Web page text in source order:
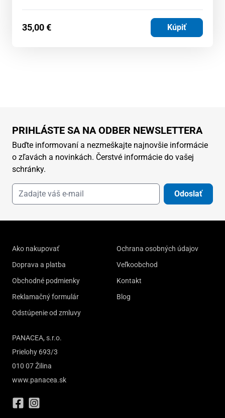
35,00€ Kúpiť
PRIHLÁSTE SA NA ODBER NEWSLETTERA
Buďte informovaní a nezmeškajte najnovšie informácie
o zľavách a novinkách. Čerstvé informácie do vašej
schránky.
Odoslať
Ako nakupovať
Doprava a platba
Obchodné podmienky
Reklamačný formulár
Odstúpenie od zmluvy
Ochrana osobných údajov
Veľkoobchod
Kontakt
Blog
PANACEA, s.r.o.
Prielohy 693/3
010 07 Žilina
www.panacea.sk